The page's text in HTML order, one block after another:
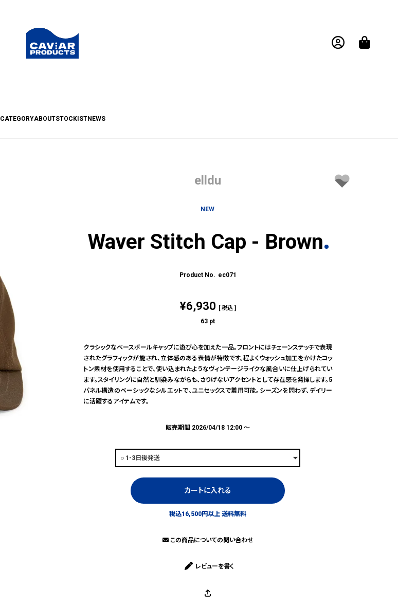
CATEGORYABOUTSTOCKISTNEWS
elldu
NEW
Waver Stitch Cap - Brown
ec071
¥6,930 税込
63 pt
クラシックなベースボールキャップに遊び心を加えた一品。フロントにはチェーンステッチで表現
されたグラフィックが施され、立体感のある表情が特徴です。程よくウォッシュ加工をかけたコッ
トン素材を使用することで、使い込まれたようなヴィンテージライクな風合いに仕上げられてい
ます。スタイリングに自然と馴染みながらも、さりげないアクセントとして存在感を発揮します。5
パネル構造のベーシックなシルエットで、ユニセックスで着用可能。シーズンを問わず、デイリー
に活躍するアイテムです。
販売期間 2026/04/18 12:00〜
カートに入れる
税込16,500円以上 送料無料
この商品についての問い合わせ
レビューを書く